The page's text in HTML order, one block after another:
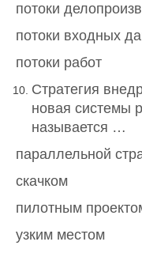
потоки
потоки входных
потоки работ
Стратегия
новая системы
называется …
параллельной
скачком
пилотным
узким местом